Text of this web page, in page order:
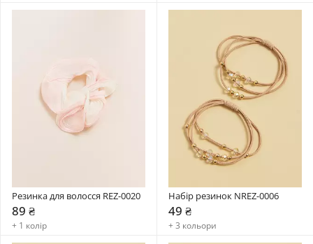
Резинка для волосся REZ-0020
89 ₴
+ 1 колір
Набір резинок NREZ-0006
49 ₴
+ 3 кольори